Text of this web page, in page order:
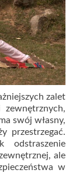
zalet
swój własny,
przestrzegać.
odstraszenie
ale
w